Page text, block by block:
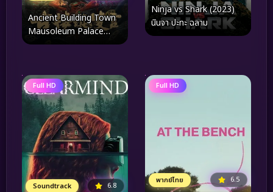
Ancient Building Town
Mausoleum Palace
(2024) สุสานเมืองกู่โหลว
Ninja vs Shark (2023)
นินจา ปะทะ ฉลาม
Full HD
Soundtrack 6.8
Full HD
พากย์ไทย 6.5